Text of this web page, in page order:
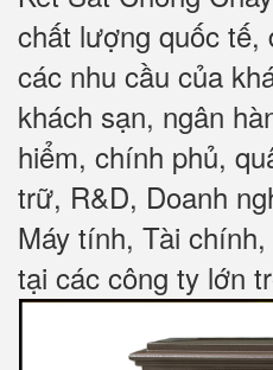
chất lượng quốc tế,
các nhu cầu của
khách sạn, ngân
hiểm, chính phủ,
trữ, R&D, Doanh
Máy tính, Tài
tại các công ty lớn